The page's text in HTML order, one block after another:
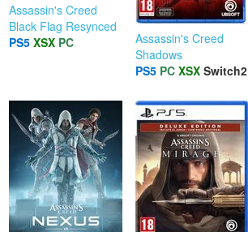
Assassin's Creed
Black Flag Resynced
PS5 XSX PC
Assassin's Creed
Shadows
PS5 PC XSX Switch2